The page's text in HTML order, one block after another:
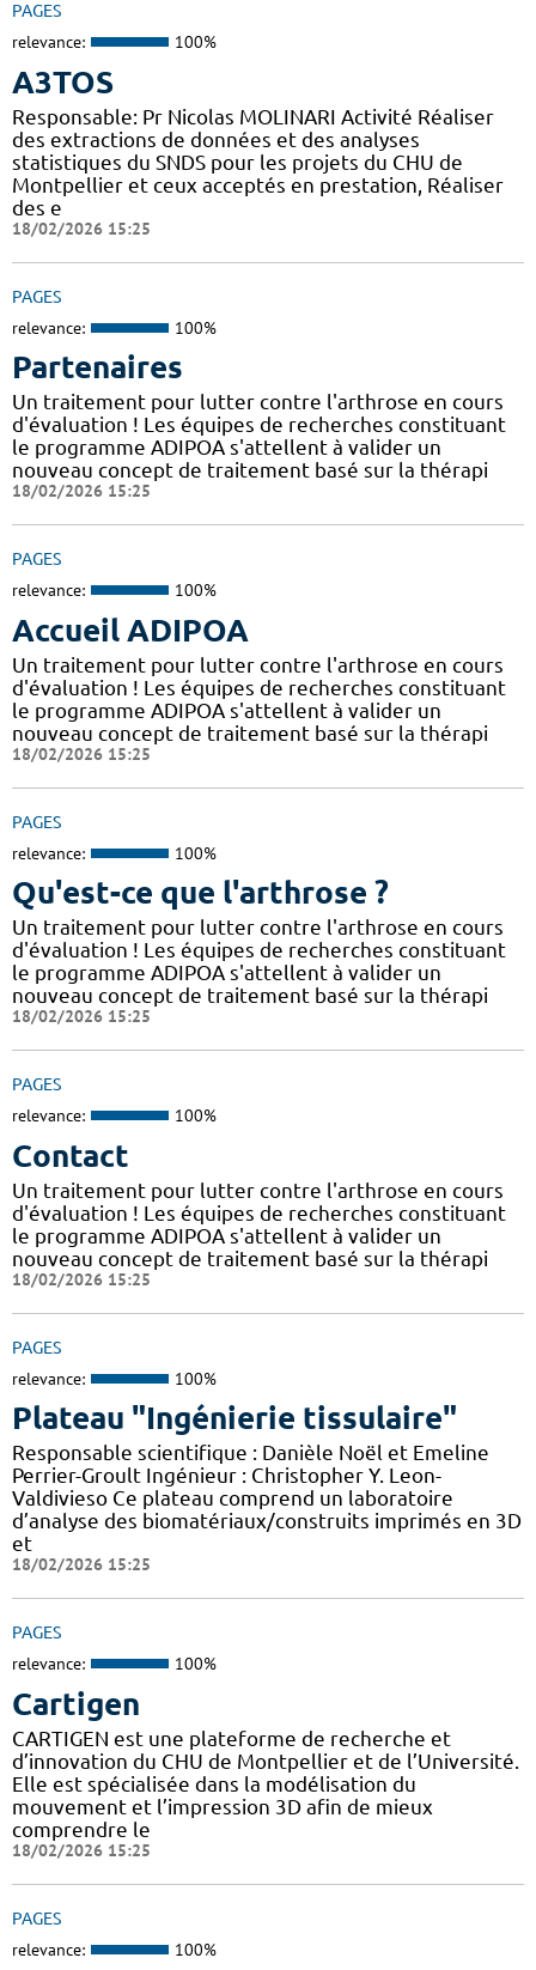
PAGES
relevance: 100%
A3TOS
Responsable: Pr Nicolas MOLINARI Activité Réaliser
des extractions de données et des analyses
statistiques du SNDS pour les projets du CHU de
Montpellier et ceux acceptés en prestation, Réaliser
des e
18/02/2026 15:25
PAGES
relevance: 100%
Partenaires
Un traitement pour lutter contre l'arthrose en cours
d'évaluation ! Les équipes de recherches constituant
le programme ADIPOA s'attellent à valider un
nouveau concept de traitement basé sur la thérapi
18/02/2026 15:25
PAGES
relevance: 100%
Accueil ADIPOA
Un traitement pour lutter contre l'arthrose en cours
d'évaluation ! Les équipes de recherches constituant
le programme ADIPOA s'attellent à valider un
nouveau concept de traitement basé sur la thérapi
18/02/2026 15:25
PAGES
relevance: 100%
Qu'est-ce que l'arthrose ?
Un traitement pour lutter contre l'arthrose en cours
d'évaluation ! Les équipes de recherches constituant
le programme ADIPOA s'attellent à valider un
nouveau concept de traitement basé sur la thérapi
18/02/2026 15:25
PAGES
relevance: 100%
Contact
Un traitement pour lutter contre l'arthrose en cours
d'évaluation ! Les équipes de recherches constituant
le programme ADIPOA s'attellent à valider un
nouveau concept de traitement basé sur la thérapi
18/02/2026 15:25
PAGES
relevance: 100%
Plateau "Ingénierie tissulaire"
Responsable scientifique : Danièle Noël et Emeline
Perrier-Groult Ingénieur : Christopher Y. Leon-
Valdivieso Ce plateau comprend un laboratoire
d’analyse des biomatériaux/construits imprimés en 3D
et
18/02/2026 15:25
PAGES
relevance: 100%
Cartigen
CARTIGEN est une plateforme de recherche et
d’innovation du CHU de Montpellier et de l’Université.
Elle est spécialisée dans la modélisation du
mouvement et l’impression 3D afin de mieux
comprendre le
18/02/2026 15:25
PAGES
relevance: 100%